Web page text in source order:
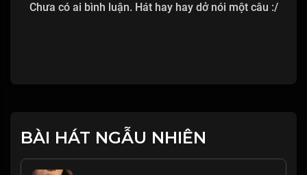
Chưa có ai bình luận. Hát hay hay dở nói một câu :/
BÀI HÁT NGẪU NHIÊN